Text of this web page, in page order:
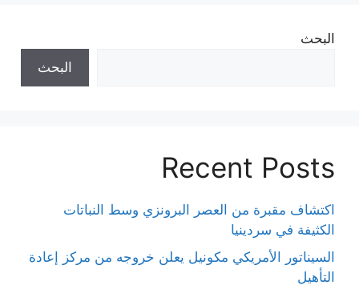
البحث
البحث
Recent Posts
اكتشاف مقبرة من العصر البرونزي وسط النباتات
الكثيفة في سردينيا
السيناتور الأمريكي مكونيل يعلن خروجه من مركز إعادة
التأهيل